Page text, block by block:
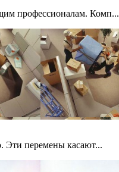
профессионалам. Комп...
Эти перемены касают...